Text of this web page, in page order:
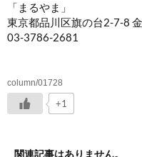
「まるやま」
東京都品川区旗の台2-7-8
03-3786-2681
column/01728
+1
関連記事はありません。